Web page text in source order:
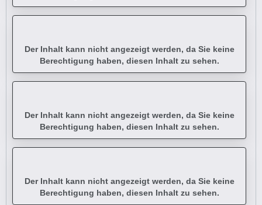
Der Inhalt kann nicht angezeigt werden, da Sie keine
Berechtigung haben, diesen Inhalt zu sehen.
Der Inhalt kann nicht angezeigt werden, da Sie keine
Berechtigung haben, diesen Inhalt zu sehen.
Der Inhalt kann nicht angezeigt werden, da Sie keine
Berechtigung haben, diesen Inhalt zu sehen.